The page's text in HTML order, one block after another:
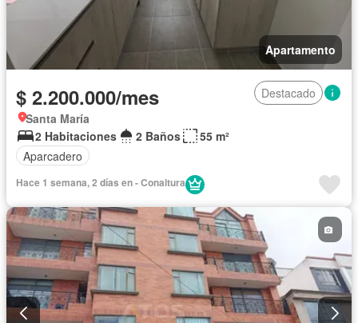
Apartamento
$ 2.200.000/mes
Destacado
Santa María
2 Habitaciones
2 Baños
55 m²
Aparcadero
Hace 1 semana, 2 días en - Conaltura